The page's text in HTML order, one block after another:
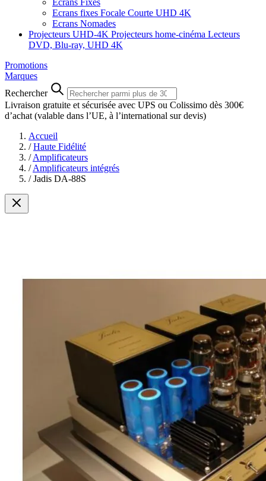
Ecrans Fixes
Ecrans fixes Focale Courte UHD 4K
Ecrans Nomades
Projecteurs UHD-4K Projecteurs home-cinéma Lecteurs
DVD, Blu-ray, UHD 4K
Promotions
Marques
Rechercher
Livraison gratuite et sécurisée avec UPS ou Colissimo dès 300€
d’achat (valable dans l’UE, à l’international sur devis)
Accueil
/ Haute Fidélité
/ Amplificateurs
/ Amplificateurs intégrés
/ Jadis DA-88S